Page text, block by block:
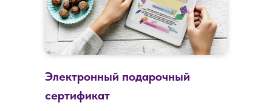
Электронный подарочный
сертификат